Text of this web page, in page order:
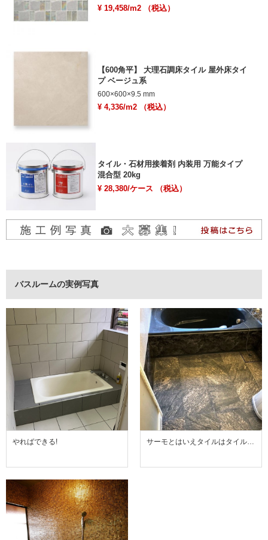
¥ 19,458/m2 （税込）
【600角平】 大理石調床タイル 屋外床タイ
プ ベージュ系
600×600×9.5 mm
¥ 4,336/m2 （税込）
タイル・石材用接着剤 内装用 万能タイプ
混合型 20kg
¥ 28,380/ケース （税込）
バスルームの実例写真
やればできる! サーモとはいえタイルはタイル…